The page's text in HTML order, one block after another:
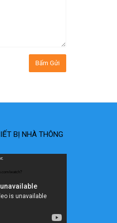
BỊ NHÀ THÔNG
watch?